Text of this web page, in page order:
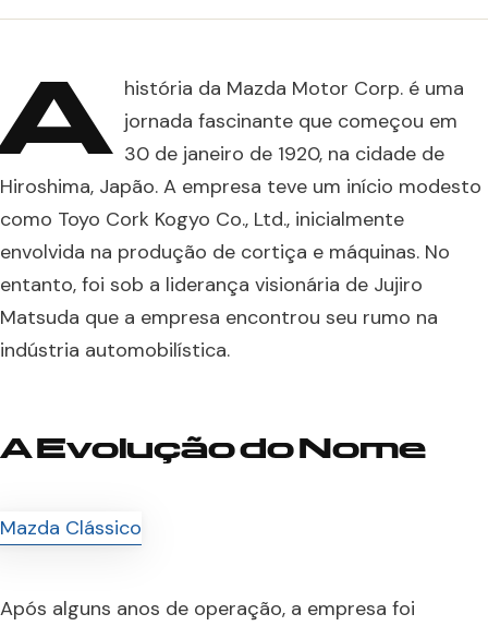
história da Mazda Motor Corp. é uma
jornada fascinante que começou em
30 de janeiro de 1920, na cidade de
Hiroshima, Japão. A empresa teve um início modesto
como Toyo Cork Kogyo Co., Ltd., inicialmente
envolvida na produção de cortiça e máquinas. No
entanto, foi sob a liderança visionária de Jujiro
Matsuda que a empresa encontrou seu rumo na
indústria automobilística.
A Evolução do Nome
Após alguns anos de operação, a empresa foi